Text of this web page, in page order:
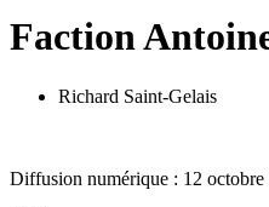
Faction
Richard Saint-Gelais
Diffusion numérique : 12 octobre